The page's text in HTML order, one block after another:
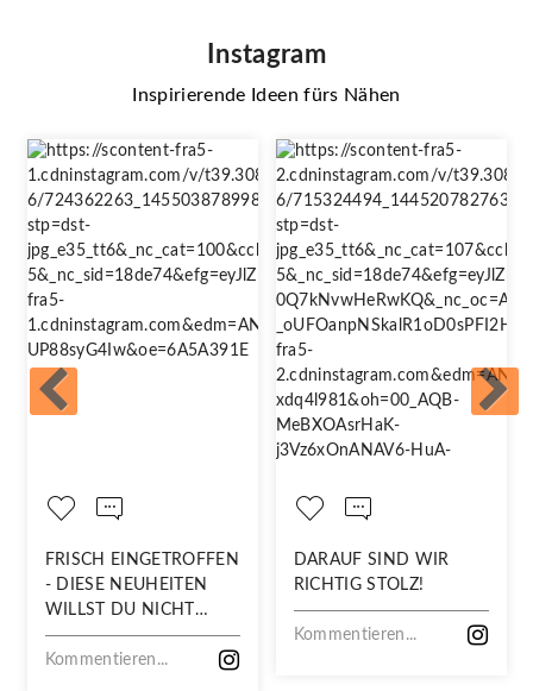
Instagram
Inspirierende Ideen fürs Nähen
FRISCH EINGETROFFEN
- DIESE NEUHEITEN
WILLST DU NICHT
VERPASSEN!
Kommentieren...
DARAUF SIND WIR
RICHTIG STOLZ!
Kommentieren...